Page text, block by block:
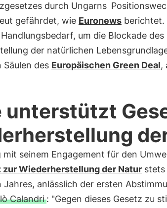
durch Ungarns
gefährdet, wie Euronewsberichtet.
um die Blockade des
der natürlichen
des Europäischen Green Deal,
unterstützt
mit seinem Engagement für den
zur Wiederherstellung der Naturstets
Jahres, anlässlich der ersten
Calandri: "Gegen dieses Gesetz zu